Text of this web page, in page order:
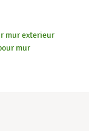
mur exterieur
mur